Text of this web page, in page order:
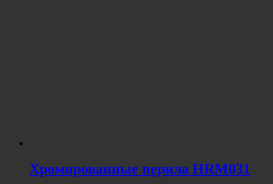
Хромированные перила HRM031